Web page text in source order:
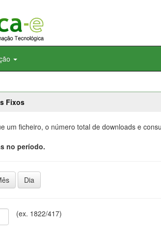
Fixos
um ficheiro, o número total de downloads e
no período.
Dia
(ex. 1822/417)